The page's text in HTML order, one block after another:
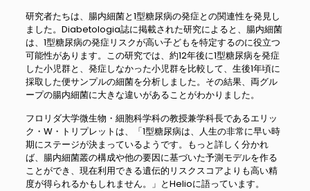
研究者たちは、腸内細菌と1型糖尿病の発症との関連性を発見し
ました。Diabetologia誌に掲載された研究によると、腸内細菌
は、1型糖尿病の発症リスクが高い子どもを特定するのに役立つ
可能性があります。この研究では、約12年後に1型糖尿病を発症
した小児群と、発症しなかった小児群を比較して、生後1年頃に
採取した便サンプルの細菌を分析しました。その結果、両グル
ープの腸内細菌に大きな違いがあることがわかりました。
フロリダ大学微生物・細胞科学科の教授兼学科長であるエリッ
ク・W・トリプレットは、「1型糖尿病は、人生の非常に早い時
期にステージが決まっているようです。もっと詳しく分かれ
ば、腸内細菌叢の構成や他の要因に基づいた予測モデルを作る
ことができ、現在利用できる遺伝的リスクスコアよりも高い精
度が得られるかもしれません。」とHelioに語っています。